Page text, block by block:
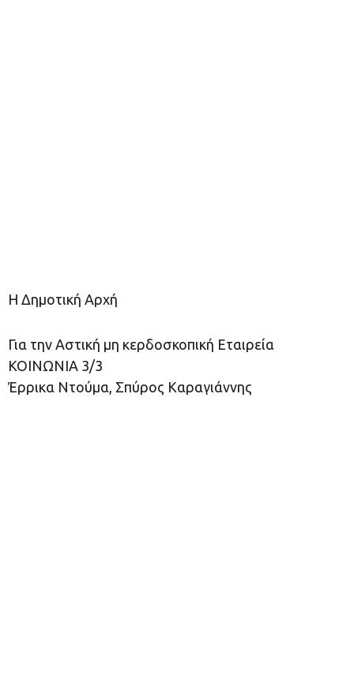
Η Δημοτική Αρχή
Για την Αστική μη κερδοσκοπική Εταιρεία
ΚΟΙΝΩΝΙΑ 3/3
Έρρικα Ντούμα, Σπύρος Καραγιάννης